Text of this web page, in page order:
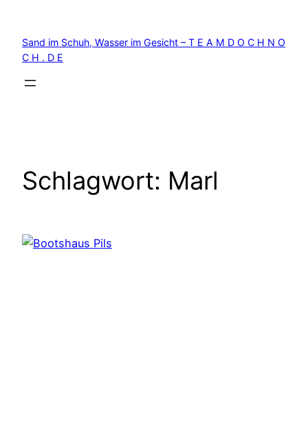
springen
Sand im Schuh, Wasser im Gesicht – T E A M D O C H N O
C H . D E
Schlagwort: Marl